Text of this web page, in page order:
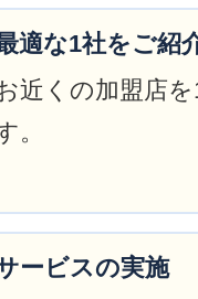
適な1社をご紹
近くの加盟店
。
ービスの実施